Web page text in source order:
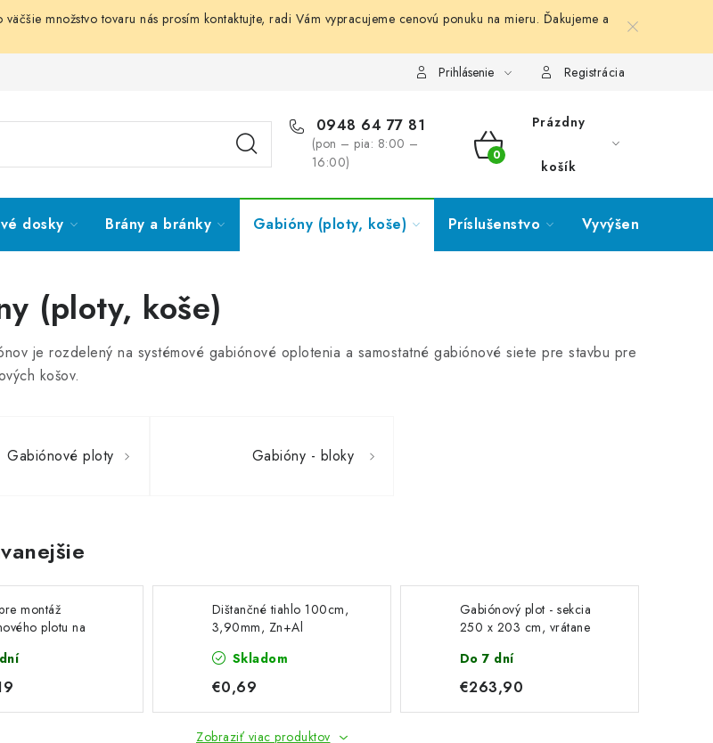
množstvo tovaru nás prosím kontaktujte, radi Vám vypracujeme cenovú ponuku na mieru. Ďakujeme a
Prihlásenie Registrácia
0948 64 77 81
(pon – pia: 8:00 –
16:00)
NÁKUPNÝ
Prázdny
košík
dosky Brány a bránky Gabióny (ploty, koše) Príslušenstvo Vyvýšené záhony
(ploty, koše)
je rozdelený na systémové gabiónové oplotenia a samostatné gabiónové siete pre stavbu pre
košov.
Gabiónové ploty Gabióny - bloky
montáž
plotu na
pozinkovaná
Dištančné tiahlo 100cm,
3,90mm, Zn+Al
Skladom
€0,69
Gabiónový plot - sekcia
250 x 203 cm, vrátane
pozinkovanie
Do 7 dní
€263,90
Zobraziť viac produktov